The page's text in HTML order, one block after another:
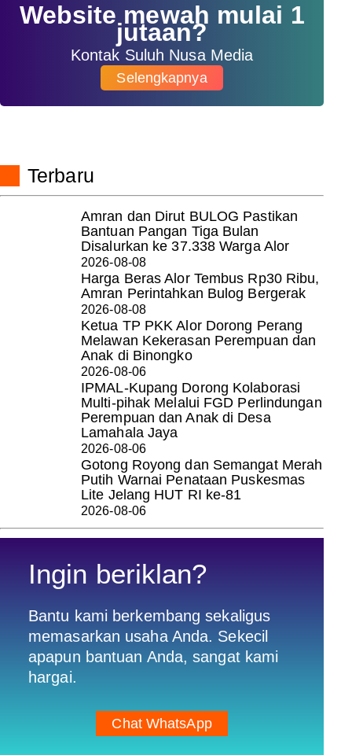
Website mewah mulai 1
jutaan?
Kontak Suluh Nusa Media
Selengkapnya
Terbaru
Amran dan Dirut BULOG Pastikan
Bantuan Pangan Tiga Bulan
Disalurkan ke 37.338 Warga Alor
2026-08-08
Harga Beras Alor Tembus Rp30 Ribu,
Amran Perintahkan Bulog Bergerak
2026-08-08
Ketua TP PKK Alor Dorong Perang
Melawan Kekerasan Perempuan dan
Anak di Binongko
2026-08-06
IPMAL-Kupang Dorong Kolaborasi
Multi-pihak Melalui FGD Perlindungan
Perempuan dan Anak di Desa
Lamahala Jaya
2026-08-06
Gotong Royong dan Semangat Merah
Putih Warnai Penataan Puskesmas
Lite Jelang HUT RI ke-81
2026-08-06
Ingin beriklan?
Bantu kami berkembang sekaligus
memasarkan usaha Anda. Sekecil
apapun bantuan Anda, sangat kami
hargai.
Chat WhatsApp